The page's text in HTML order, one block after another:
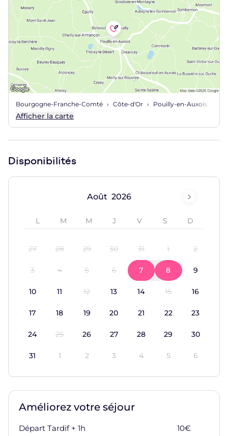
vous retrouver entre 2 chemins, sur une halte d'un long
trajet ou simplement lors d'un moment prévu. Dans une
charmante ville où tourisme et farniente s'offrent à vous.
La discrétion est de mise pour vous aider à déconnecter
totalement de votre quotidien.
Bourgogne-Franche-Comté Côte-d'Or Pouilly-en-Auxois
Afficher la carte
Disponibilités
Août
27 28 29 30 31 1 2
3 4 5 6 7 8 9
10 11 12 13 14 15 16
17 18 19 20 21 22 23
24 25 26 27 28 29 30
31 1 2 3 4 5 6
Améliorez votre séjour
Départ Tardif + 1h 10€